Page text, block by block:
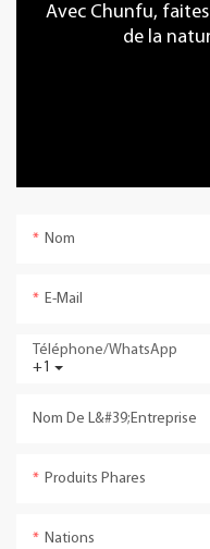
Avec Chunfu,
de la
Nom
E-Mail
+1
Téléphone/WhatsApp
Nom De L&#39;entreprise
Produits Phares
Nations